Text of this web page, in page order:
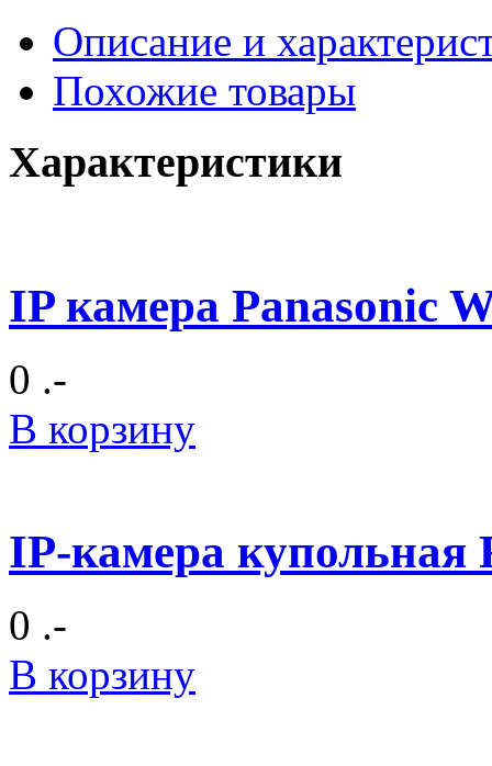
Описание и
Похожие товары
Характеристики
IP камера Panasonic
0 .-
В корзину
IP-камера купольная
0 .-
В корзину